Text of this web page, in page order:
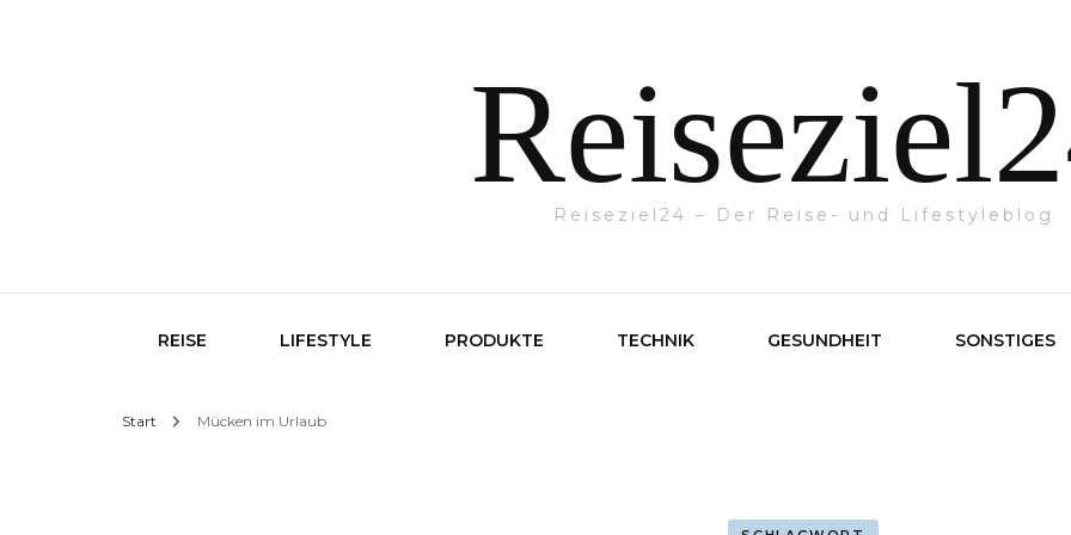
Reiseziel24 – Der Reise- und Lifestyleblog
REISE LIFESTYLE PRODUKTE TECHNIK GESUNDHEIT SONSTIGES
Start Mücken im Urlaub